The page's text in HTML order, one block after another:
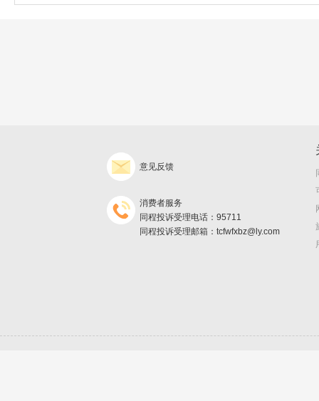
意见反馈
消费者服务
同程投诉受理电话：95711
同程投诉受理邮箱：tcfwfxbz@ly.com